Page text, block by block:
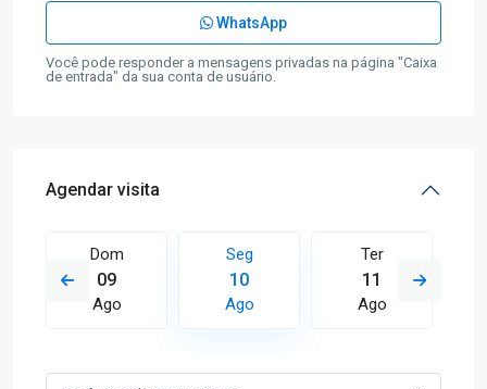
WhatsApp
Você pode responder a mensagens privadas na página "Caixa
de entrada" da sua conta de usuário.
Agendar visita
Dom
09
Ago
Seg
10
Ago
Ter
11
Ago